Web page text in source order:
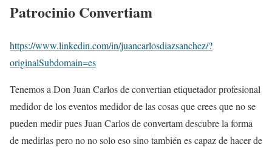
Patrocinio Convertiam
https://www.linkedin.com/in/juancarlosdiazsanchez/?
originalSubdomain=es
Tenemos a Don Juan Carlos de convertian etiquetador profesional
medidor de los eventos medidor de las cosas que crees que no se
pueden medir pues Juan Carlos de convertam descubre la forma
de medirlas pero no no solo eso sino también es capaz de hacer de